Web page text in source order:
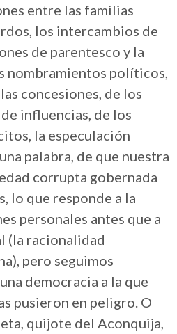
entre las familias
los intercambios de
de parentesco y la
nombramientos políticos,
concesiones, de los
influencias, de los
la especulación
palabra, de que nuestra
corrupta gobernada
lo que responde a la
personales antes que a
(la racionalidad
pero seguimos
democracia a la que
pusieron en peligro. O
quijote del Aconquija,